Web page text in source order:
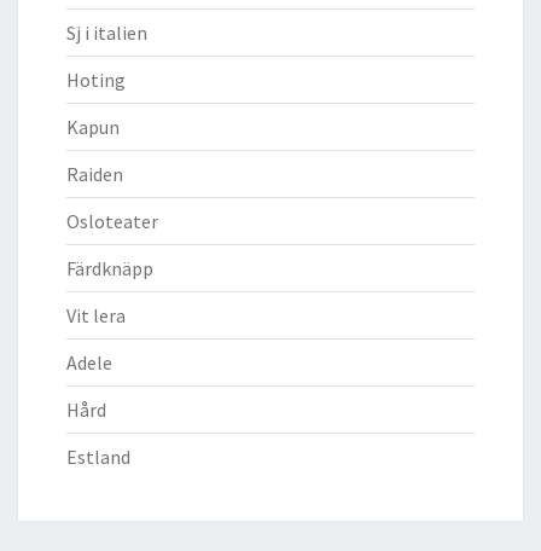
Sj i italien
Hoting
Kapun
Raiden
Osloteater
Färdknäpp
Vit lera
Adele
Hård
Estland